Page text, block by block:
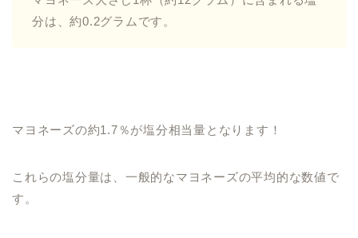
分は、約0.2グラムです。
マヨネーズの約1.7％が塩分相当量となります！
これらの塩分量は、一般的なマヨネーズの平均的な数値で
す。